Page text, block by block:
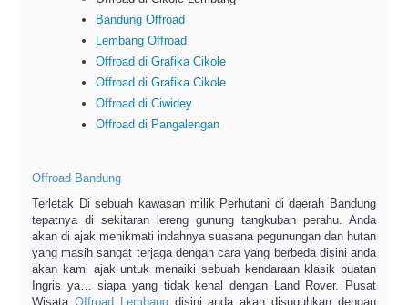
Bandung Offroad
Lembang Offroad
Offroad di Grafika Cikole
Offroad di Grafika Cikole
Offroad di Ciwidey
Offroad di Pangalengan
Offroad Bandung
Terletak Di sebuah kawasan milik Perhutani di daerah Bandung
tepatnya di sekitaran lereng gunung tangkuban perahu. Anda
akan di ajak menikmati indahnya suasana pegunungan dan hutan
yang masih sangat terjaga dengan cara yang berbeda disini anda
akan kami ajak untuk menaiki sebuah kendaraan klasik buatan
Ingris ya… siapa yang tidak kenal dengan Land Rover. Pusat
Wisata Offroad Lembangdisini anda akan disuguhkan dengan